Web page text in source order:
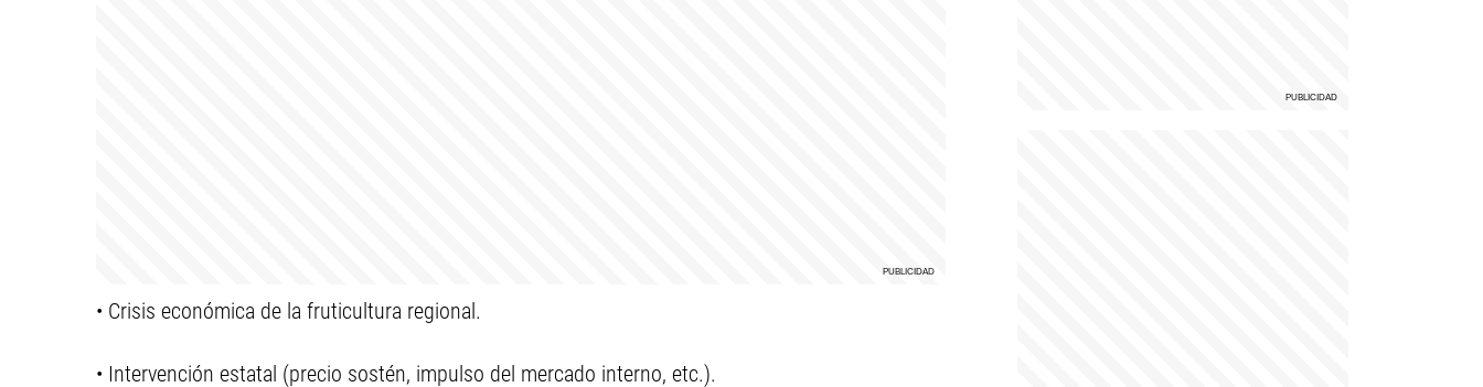
• Crisis económica de la fruticultura regional.
• Intervención estatal (precio sostén, impulso del mercado interno, etc.).